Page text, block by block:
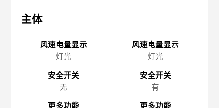
主体
风速电量显示
灯光
安全开关
无
更多功能
风速电量显示
灯光
安全开关
有
更多功能